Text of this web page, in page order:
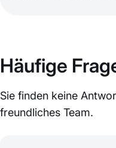
Häufige
Sie finden keine
freundliches Team.